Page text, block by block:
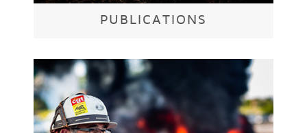
PUBLICATIONS